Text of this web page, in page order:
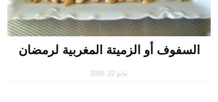
السفوف أو الزميتة المغربية لرمضان
مايو 22, 2016